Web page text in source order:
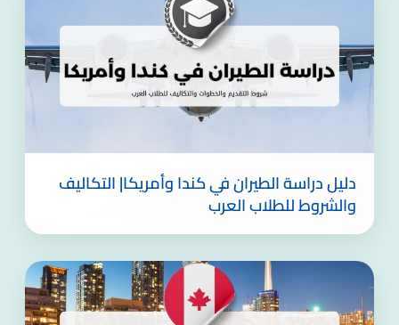
دليل دراسة الطيران في كندا وأمريكا| التكاليف
والشروط للطلاب العرب